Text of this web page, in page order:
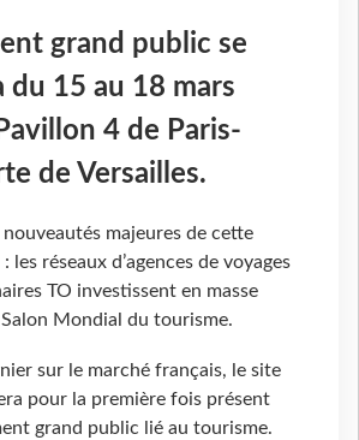
grand public se
du 15 au 18 mars
4 de Paris-
de Versailles.
nouveautés majeures de cette
les réseaux d’agences de voyages
TO investissent en masse
Mondial du tourisme.
sur le marché français, le site
pour la première fois présent
grand public lié au tourisme.